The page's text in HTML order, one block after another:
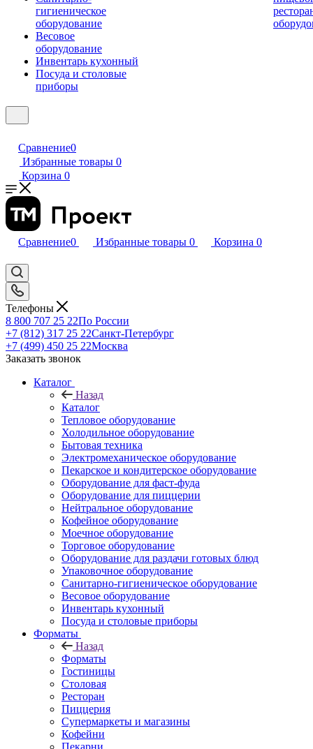
гигиеническое
оборудование
Весовое
оборудование
Инвентарь кухонный
Посуда и столовые
приборы
Сравнение0
Избранные товары 0
Корзина 0
Сравнение0 Избранные товары 0 Корзина 0
Телефоны
8 800 707 25 22По России
+7 (812) 317 25 22Санкт-Петербург
+7 (499) 450 25 22Москва
Заказать звонок
Каталог
Назад
Каталог
Тепловое оборудование
Холодильное оборудование
Бытовая техника
Электромеханическое оборудование
Пекарское и кондитерское оборудование
Оборудование для фаст-фуда
Оборудование для пиццерии
Нейтральное оборудование
Кофейное оборудование
Моечное оборудование
Торговое оборудование
Оборудование для раздачи готовых блюд
Упаковочное оборудование
Санитарно-гигиеническое оборудование
Весовое оборудование
Инвентарь кухонный
Посуда и столовые приборы
Форматы
Назад
Форматы
Гостиницы
Столовая
Ресторан
Пиццерия
Супермаркеты и магазины
Кофейни
Пекарни